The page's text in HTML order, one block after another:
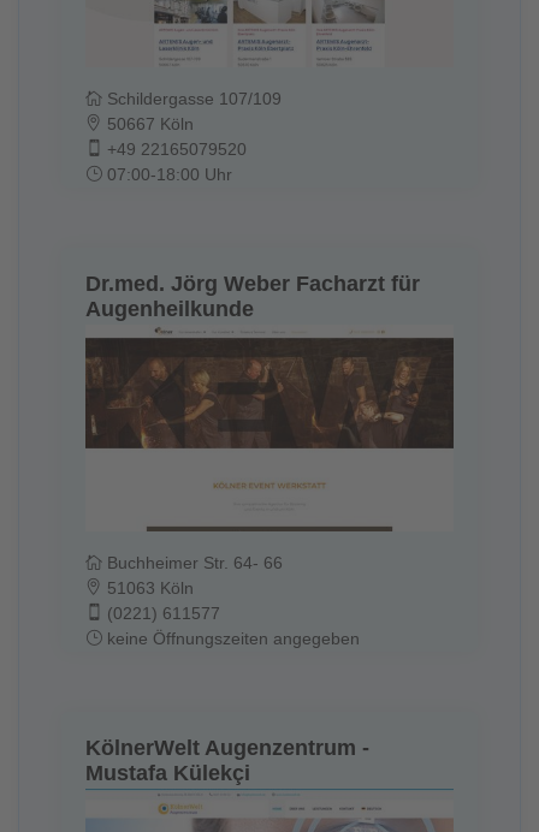
Schildergasse 107/109
50667 Köln
+49 22165079520
07:00-18:00 Uhr
Dr.med. Jörg Weber Facharzt für
Augenheilkunde
Buchheimer Str. 64- 66
51063 Köln
(0221) 611577
keine Öffnungszeiten angegeben
KölnerWelt Augenzentrum -
Mustafa Külekçi